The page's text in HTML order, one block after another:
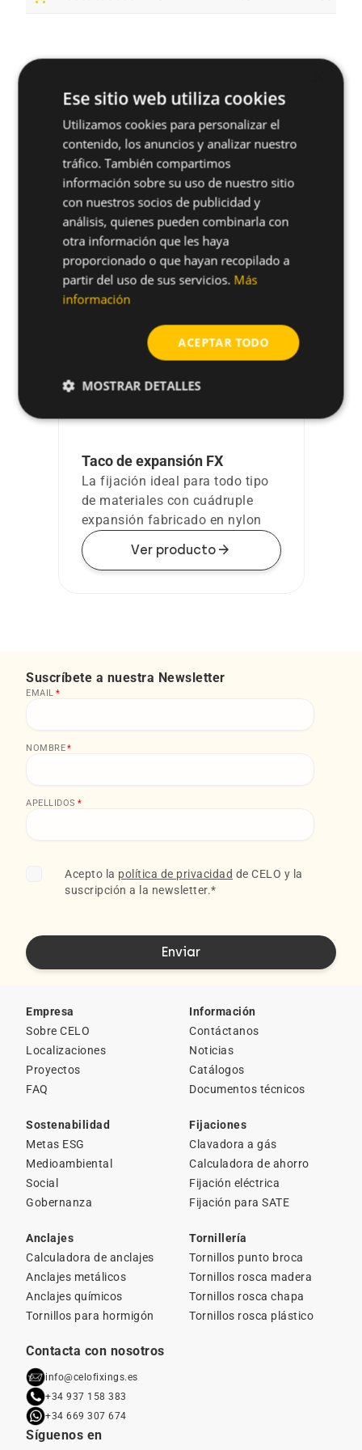
producto?
Solicitar más información arrow_forward
Productos relacionados
Taco de expansión FX
La fijación ideal para todo tipo
de materiales con cuádruple
expansión fabricado en nylon
Ver productoarrow_forward
Suscríbete a nuestra Newsletter
EMAIL *
NOMBRE*
APELLIDOS *
Acepto la política de privacidad de CELO y la
suscripción a la newsletter.*
Empresa
Sobre CELO
Localizaciones
Proyectos
FAQ
Información
Contáctanos
Noticias
Catálogos
Documentos técnicos
Sostenabilidad
Metas ESG
Medioambiental
Social
Gobernanza
Fijaciones
Clavadora a gás
Calculadora de ahorro
Fijación eléctrica
Fijación para SATE
Anclajes
Calculadora de anclajes
Anclajes metálicos
Anclajes químicos
Tornillos para hormigón
Tornillería
Tornillos punto broca
Tornillos rosca madera
Tornillos rosca chapa
Tornillos rosca plástico
Contacta con nosotros
info@celofixings.es
+34 937 158 383
+34 669 307 674
Síguenos en
Ese sitio web utiliza cookies
Utilizamos cookies para personalizar el
contenido, los anuncios y analizar nuestro
tráfico. También compartimos
información sobre su uso de nuestro sitio
con nuestros socios de publicidad y
análisis, quienes pueden combinarla con
otra información que les haya
proporcionado o que hayan recopilado a
partir del uso de sus servicios. Más
información
ACEPTAR TODO
MOSTRAR DETALLES